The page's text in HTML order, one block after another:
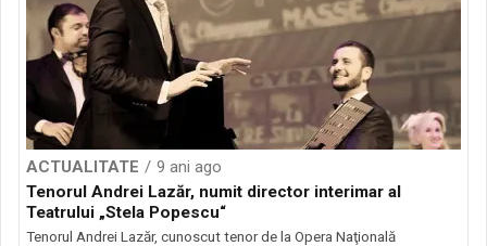
ACTUALITATE
9 ani ago
Tenorul Andrei Lazăr, numit director interimar al
Teatrului „Stela Popescu“
Tenorul Andrei Lazăr, cunoscut tenor de la Opera Naţională